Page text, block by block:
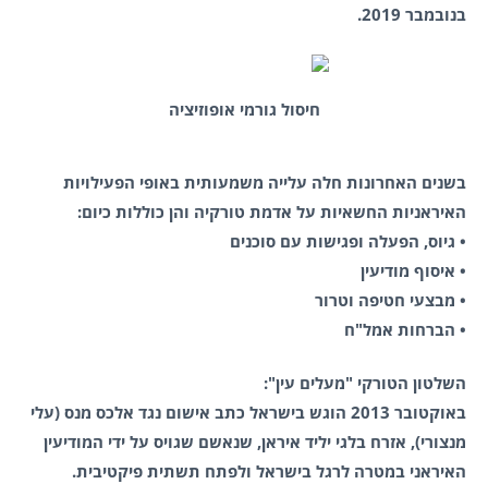
בנובמבר 2019.
חיסול גורמי אופוזיציה
בשנים האחרונות חלה עלייה משמעותית באופי הפעילויות
האיראניות החשאיות על אדמת טורקיה והן כוללות כיום:
• גיוס, הפעלה ופגישות עם סוכנים
• איסוף מודיעין
• מבצעי חטיפה וטרור
• הברחות אמל"ח
השלטון הטורקי "מעלים עין":
באוקטובר 2013 הוגש בישראל כתב אישום נגד אלכס מנס (עלי
מנצורי), אזרח בלגי יליד איראן, שנאשם שגויס על ידי המודיעין
האיראני במטרה לרגל בישראל ולפתח תשתית פיקטיבית.